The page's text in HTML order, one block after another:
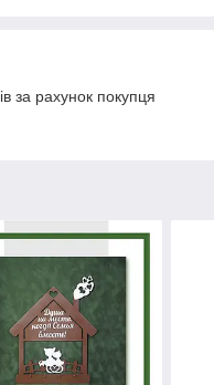
за рахунок покупця